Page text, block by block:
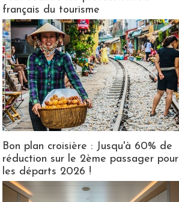
français du tourisme
Bon plan croisière : Jusqu'à 60% de
réduction sur le 2ème passager pour
les départs 2026 !